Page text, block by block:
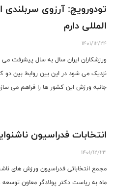
تودورویچ: آرزوی سربلندی
المللی دارم
1401/12/24
ورزشکاران ایران سال به سال پیشرفت می
نزدیک می شود در این بین روابط بین دو
جانبه ورزش این کشور ها را فراهم می
انتخابات فدراسیون
1401/12/23
ماه به ریاست دکتر پولادگر معاون